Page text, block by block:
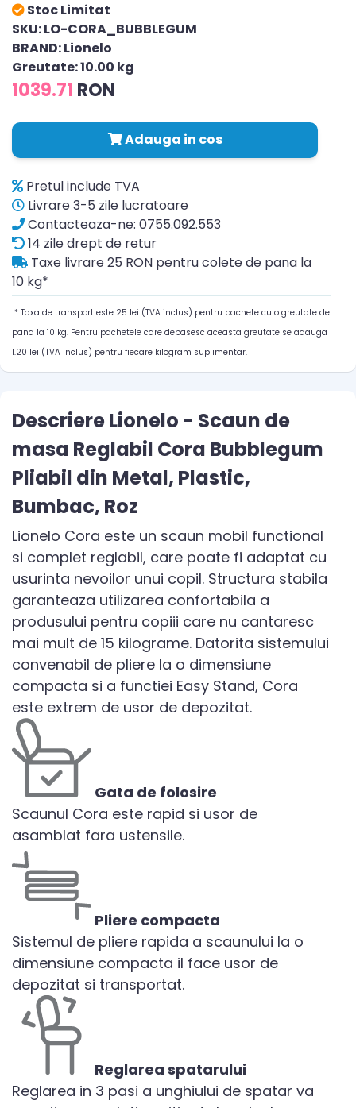
Stoc Limitat
SKU: LO-CORA_BUBBLEGUM
BRAND: Lionelo
Greutate: 10.00 kg
1039.71 RON
Adauga in cos
Pretul include TVA
Livrare 3-5 zile lucratoare
Contacteaza-ne: 0755.092.553
14 zile drept de retur
Taxe livrare 25 RON pentru colete de pana la
10 kg*
* Taxa de transport este 25 lei (TVA inclus) pentru pachete cu o greutate de
pana la 10 kg. Pentru pachetele care depasesc aceasta greutate se adauga
1.20 lei (TVA inclus) pentru fiecare kilogram suplimentar.
Descriere Lionelo - Scaun de
masa Reglabil Cora Bubblegum
Pliabil din Metal, Plastic,
Bumbac, Roz
Lionelo Cora este un scaun mobil functional
si complet reglabil, care poate fi adaptat cu
usurinta nevoilor unui copil. Structura stabila
garanteaza utilizarea confortabila a
produsului pentru copiii care nu cantaresc
mai mult de 15 kilograme. Datorita sistemului
convenabil de pliere la o dimensiune
compacta si a functiei Easy Stand, Cora
este extrem de usor de depozitat.
Gata de folosire
Scaunul Cora este rapid si usor de
asamblat fara ustensile.
Pliere compacta
Sistemul de pliere rapida a scaunului la o
dimensiune compacta il face usor de
depozitat si transportat.
Reglarea spatarului
Reglarea in 3 pasi a unghiului de spatar va